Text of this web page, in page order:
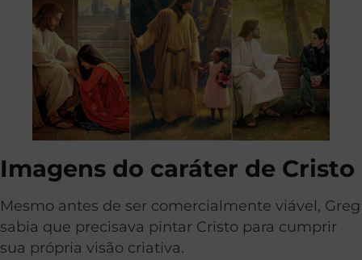
Imagens do caráter de Cristo
Mesmo antes de ser comercialmente viável, Greg
sabia que precisava pintar Cristo para cumprir
sua própria visão criativa.